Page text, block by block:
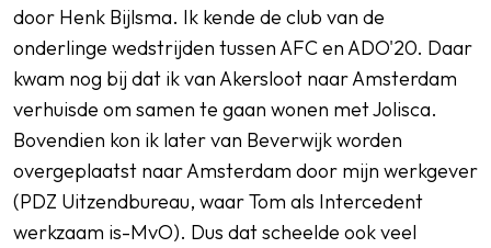
door Henk Bijlsma. Ik kende de club van de
onderlinge wedstrijden tussen AFC en ADO'20. Daar
kwam nog bij dat ik van Akersloot naar Amsterdam
verhuisde om samen te gaan wonen met Jolisca.
Bovendien kon ik later van Beverwijk worden
overgeplaatst naar Amsterdam door mijn werkgever
(PDZ Uitzendbureau, waar Tom als Intercedent
werkzaam is-MvO). Dus dat scheelde ook veel